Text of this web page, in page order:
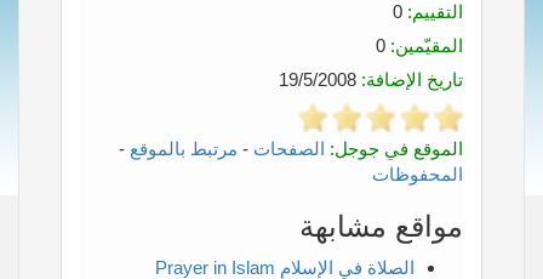
التقييم:
المقيّمين:
تاريخ الإضافة:
الموقع في جوجل: الصفحات - مرتبط بالموقع -
المحفوظات
مواقع مشابهة
الصلاة في الإسلام Prayer in Islam